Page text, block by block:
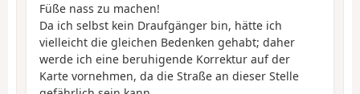
Füße nass zu machen!
Da ich selbst kein Draufgänger bin, hätte ich
vielleicht die gleichen Bedenken gehabt; daher
werde ich eine beruhigende Korrektur auf der
Karte vornehmen, da die Straße an dieser Stelle